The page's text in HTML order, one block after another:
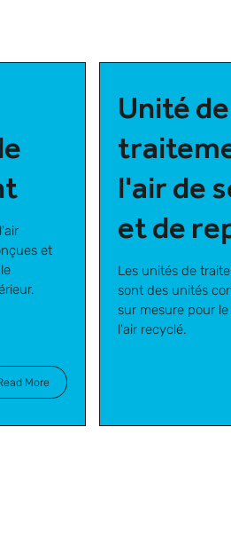
et
More
Unité de
l'air de
et de
Les unités de
sont des unités
sur mesure pour
l'air recyclé.